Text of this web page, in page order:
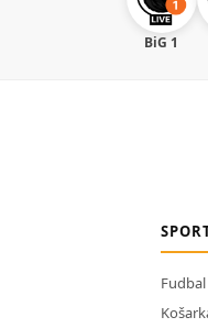
BiG 1
Fudbal